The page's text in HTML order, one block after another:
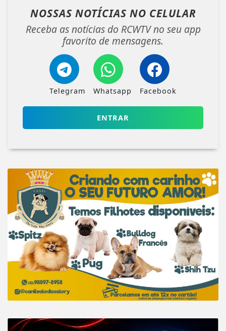
NOSSAS NOTÍCIAS NO CELULAR
Receba as notícias do RCWTV no seu app
favorito de mensagens.
Telegram Whatsapp Facebook
ENTRAR